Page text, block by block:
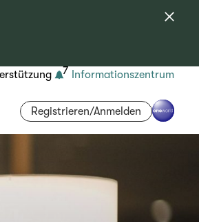
7 Informationszentrum
Registrieren/Anmelden